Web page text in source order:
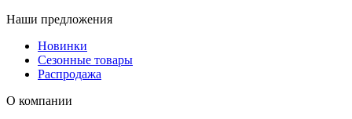
Наши предложения
Новинки
Сезонные товары
Распродажа
О компании